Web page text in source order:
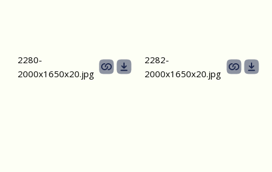
2280-
2000х1650х20.jpg
2282-
2000х1650х20.jpg